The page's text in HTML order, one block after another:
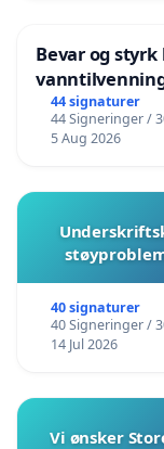
Bevar og
barnehagene
44 signaturer
44 Signeringer /
5 Aug 2026
40 signaturer
40 Signeringer /
14 Jul 2026
Vi ønsker